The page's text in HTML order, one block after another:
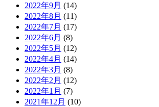
2022年9月 (14)
2022年8月 (11)
2022年7月 (17)
2022年6月 (8)
2022年5月 (12)
2022年4月 (14)
2022年3月 (8)
2022年2月 (12)
2022年1月 (7)
2021年12月 (10)